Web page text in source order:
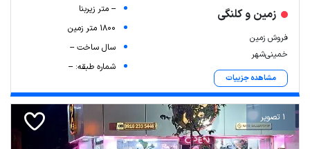
زمین و کلنگی
فروش زمین
خمینی‌شهر
مشاهده جزییات
-- متر زیربنا
1800 متر زمین
سال ساخت --
شماره طبقه: --
1 تصویر